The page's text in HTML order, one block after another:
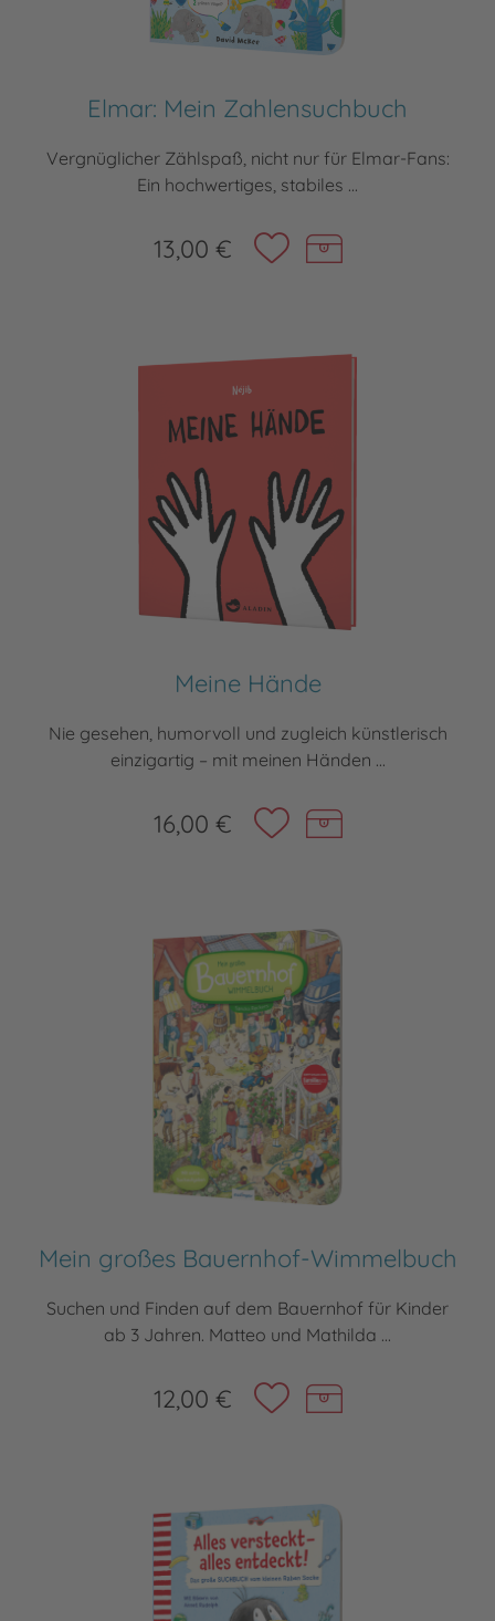
Elmar: Mein Zahlensuchbuch
Vergnüglicher Zählspaß, nicht nur für Elmar-Fans:
Ein hochwertiges, stabiles ...
13,00 €
Meine Hände
Nie gesehen, humorvoll und zugleich künstlerisch
einzigartig – mit meinen Händen ...
16,00 €
Mein großes Bauernhof-Wimmelbuch
Suchen und Finden auf dem Bauernhof für Kinder
ab 3 Jahren. Matteo und Mathilda ...
12,00 €